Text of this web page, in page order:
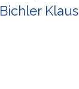
Bichler Klaus